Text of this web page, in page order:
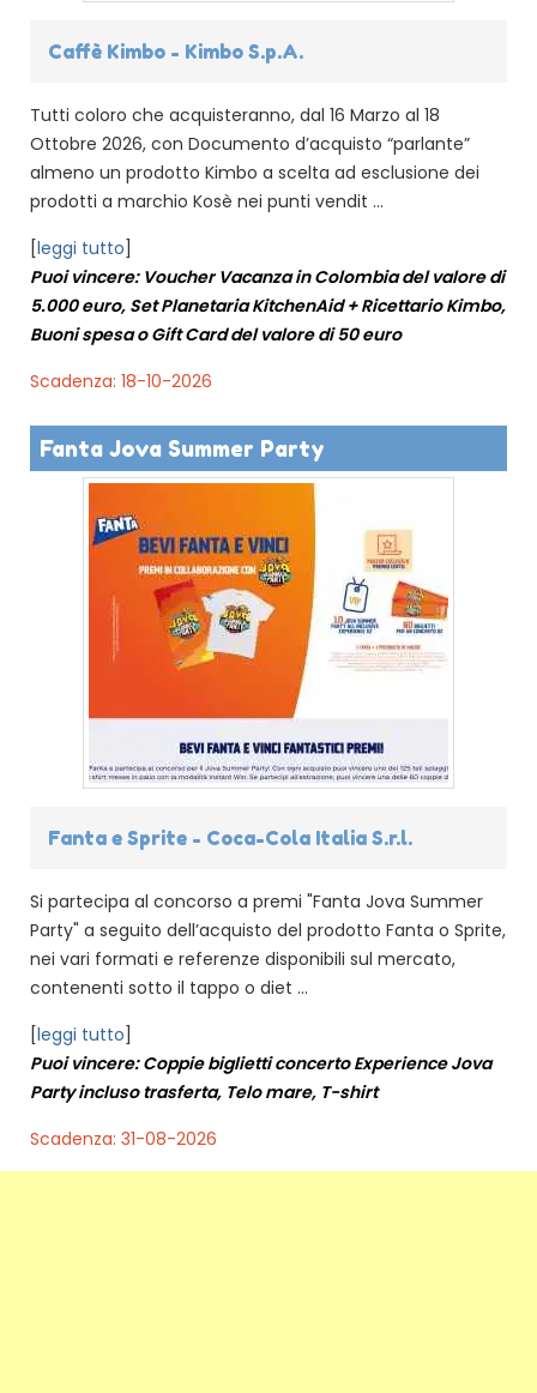
Caffè Kimbo - Kimbo S.p.A.
Tutti coloro che acquisteranno, dal 16 Marzo al 18
Ottobre 2026, con Documento d’acquisto “parlante”
almeno un prodotto Kimbo a scelta ad esclusione dei
prodotti a marchio Kosè nei punti vendit ...
[leggi tutto]
Puoi vincere: Voucher Vacanza in Colombia del valore di
5.000 euro, Set Planetaria KitchenAid + Ricettario Kimbo,
Buoni spesa o Gift Card del valore di 50 euro
Scadenza: 18-10-2026
Fanta Jova Summer Party
Fanta e Sprite - Coca-Cola Italia S.r.l.
Si partecipa al concorso a premi "Fanta Jova Summer
Party" a seguito dell’acquisto del prodotto Fanta o Sprite,
nei vari formati e referenze disponibili sul mercato,
contenenti sotto il tappo o diet ...
[leggi tutto]
Puoi vincere: Coppie biglietti concerto Experience Jova
Party incluso trasferta, Telo mare, T-shirt
Scadenza: 31-08-2026